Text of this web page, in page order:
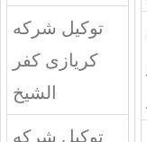
توكيل شركه
كريازى كفر
الشيخ
توكيل شركه